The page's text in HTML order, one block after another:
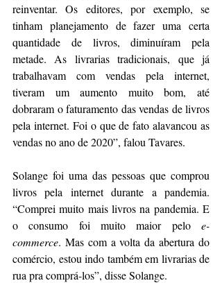
reinventar. Os editores, por exemplo, se
tinham planejamento de fazer uma certa
quantidade de livros, diminuíram pela
metade. As livrarias tradicionais, que já
trabalhavam com vendas pela internet,
tiveram um aumento muito bom, até
dobraram o faturamento das vendas de livros
pela internet. Foi o que de fato alavancou as
vendas no ano de 2020”, falou Tavares.
Solange foi uma das pessoas que comprou
livros pela internet durante a pandemia.
“Comprei muito mais livros na pandemia. E
o consumo foi muito maior pelo e-
commerce. Mas com a volta da abertura do
comércio, estou indo também em livrarias de
rua pra comprá-los”, disse Solange.